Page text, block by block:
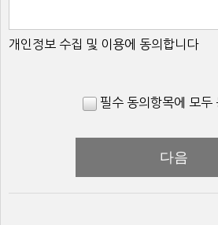
개인정보 수집 및 이용에 동의합니다
필수 동의항목에 모두